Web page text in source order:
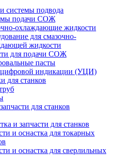
подвода
подачи СОЖ
охлаждающие жидкости
для смазочно-
жидкости
для подачи СОЖ
пасты
цифровой индикации (УЦИ)
для станков
для станков
и запчасти для станков
и оснастка для токарных
и оснастка для сверлильных